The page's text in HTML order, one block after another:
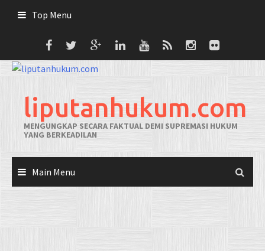
Top Menu
liputanhukum.com
MENGUNGKAP SECARA FAKTUAL DEMI SUPREMASI HUKUM
YANG BERKEADILAN
Main Menu